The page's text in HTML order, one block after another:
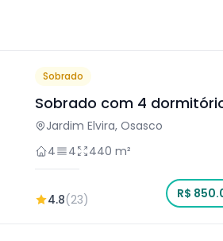
Sobrado
Sobrado com 4
Osasco
Jardim Elvira, Osasco
4
4 440 m²
4.8(23) R$